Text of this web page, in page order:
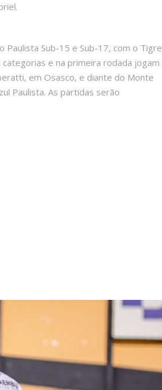
Paulista Sub-15 e Sub-17, com o Tigre
e na primeira rodada jogam
em Osasco, e diante do Monte
Paulista. As partidas serão